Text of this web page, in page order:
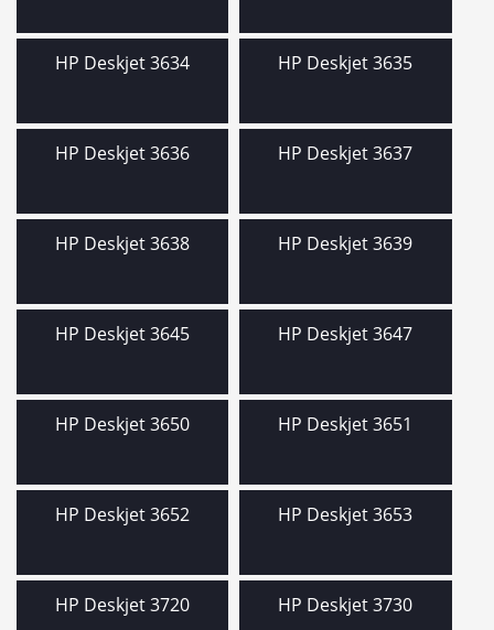
HP Deskjet 3634 HP Deskjet 3635
HP Deskjet 3636 HP Deskjet 3637
HP Deskjet 3638 HP Deskjet 3639
HP Deskjet 3645 HP Deskjet 3647
HP Deskjet 3650 HP Deskjet 3651
HP Deskjet 3652 HP Deskjet 3653
HP Deskjet 3720 HP Deskjet 3730